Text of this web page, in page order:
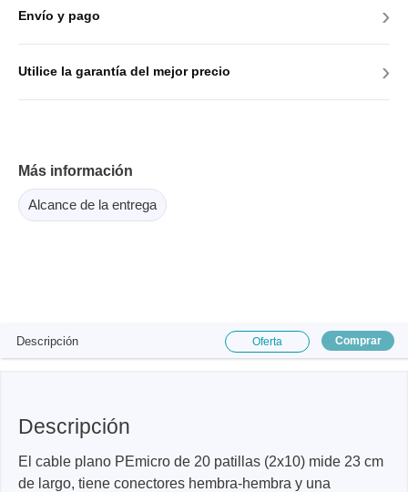
Envío y pago ›
Utilice la garantía del mejor precio ›
Más información
Alcance de la entrega
Descripción Oferta Comprar
Descripción
El cable plano PEmicro de 20 patillas (2x10) mide 23 cm
de largo, tiene conectores hembra-hembra y una